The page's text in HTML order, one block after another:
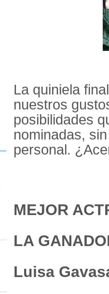
La quiniela
nuestros
posibilidades
nominadas,
personal.
MEJOR
LA
Luisa